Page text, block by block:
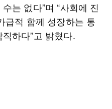
는 없다”며 “사회에 진
급적 함께 성장하는 통
하다”고 밝혔다.